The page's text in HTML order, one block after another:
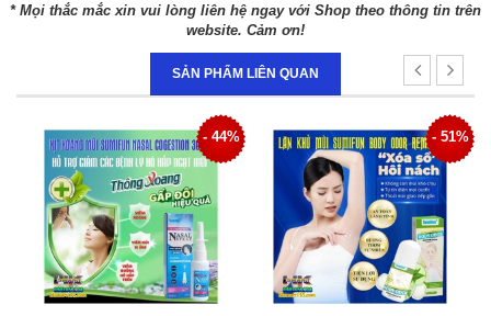
* Mọi thắc mắc xin vui lòng liên hệ ngay với Shop theo thông tin trên
website. Cảm ơn!
SẢN PHẨM LIÊN QUAN
- 51% - 34%